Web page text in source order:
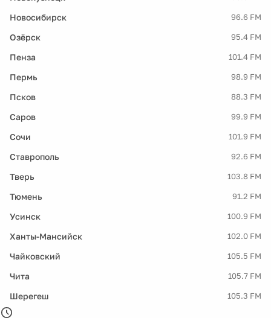
Новосибирск 96.6 FM
Озёрск 95.4 FM
Пенза 101.4 FM
Пермь 98.9 FM
Псков 88.3 FM
Саров 99.9 FM
Сочи 101.9 FM
Ставрополь 92.6 FM
Тверь 103.8 FM
Тюмень 91.2 FM
Усинск 100.9 FM
Ханты-Мансийск 102.0 FM
Чайковский 105.5 FM
Чита 105.7 FM
Шерегеш 105.3 FM